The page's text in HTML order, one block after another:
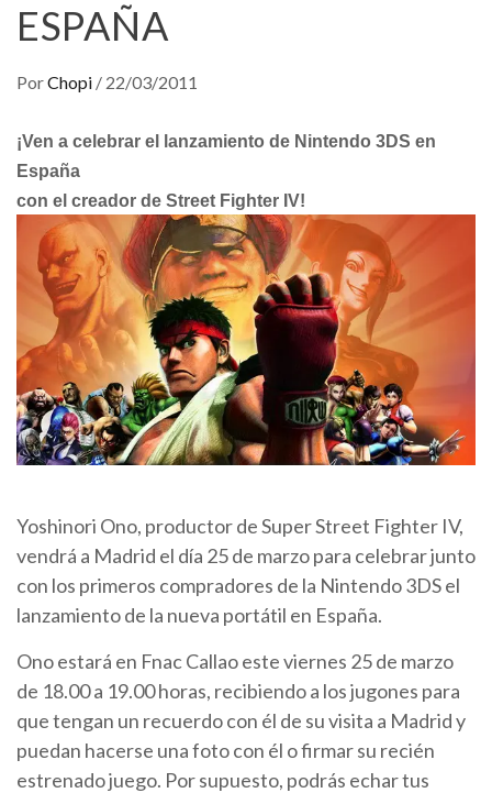
ESPAÑA
PorChopi / 22/03/2011
¡Ven a celebrar el lanzamiento de Nintendo 3DS en
España
con el creador de Street Fighter IV!
Yoshinori Ono, productor de Super Street Fighter IV,
vendrá a Madrid el día 25 de marzo para celebrar junto
con los primeros compradores de la Nintendo 3DS el
lanzamiento de la nueva portátil en España.
Ono estará en Fnac Callao este viernes 25 de marzo
de 18.00 a 19.00 horas, recibiendo a los jugones para
que tengan un recuerdo con él de su visita a Madrid y
puedan hacerse una foto con él o firmar su recién
estrenado juego. Por supuesto, podrás echar tus